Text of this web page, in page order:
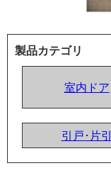
製品カテゴリ
室内ドア
引戸･片引